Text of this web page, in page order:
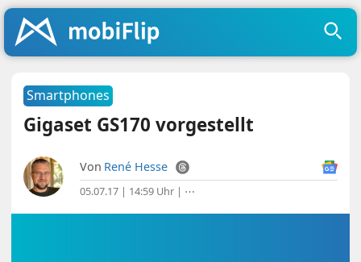
Smartphones
Gigaset GS170 vorgestellt
Von René Hesse
05.07.17 | 14:59 Uhr | ⋯